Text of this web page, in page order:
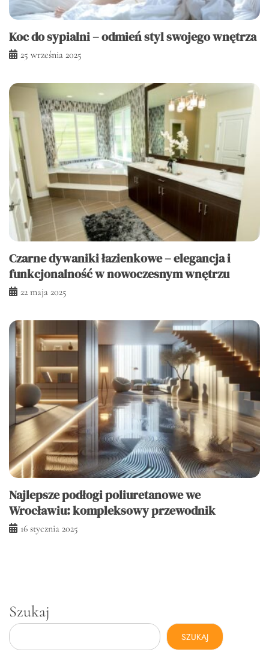
Koc do sypialni – odmień styl swojego wnętrza
25 września 2025
Czarne dywaniki łazienkowe – elegancja i
funkcjonalność w nowoczesnym wnętrzu
22 maja 2025
Najlepsze podłogi poliuretanowe we
Wrocławiu: kompleksowy przewodnik
16 stycznia 2025
Szukaj
SZUKAJ